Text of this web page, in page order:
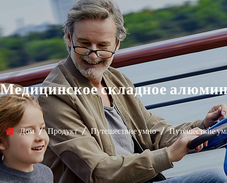
Медицинское складное
Дом / Продукт / Путешествие умно / Путешествие